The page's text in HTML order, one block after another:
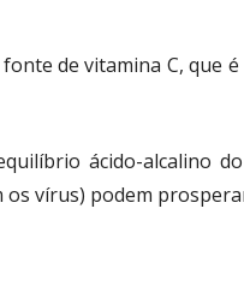
de vitamina C, que
ácido-alcalino
os vírus) podem